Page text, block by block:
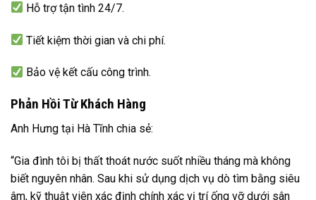
Hỗ trợ tận tình 24/7.
Tiết kiệm thời gian và chi phí.
Bảo vệ kết cấu công trình.
Phản Hồi Từ Khách Hàng
Anh Hưng tại Hà Tĩnh chia sẻ:
“Gia đình tôi bị thất thoát nước suốt nhiều tháng mà không
biết nguyên nhân. Sau khi sử dụng dịch vụ dò tìm bằng siêu
âm, kỹ thuật viên xác định chính xác vị trí ống vỡ dưới sân